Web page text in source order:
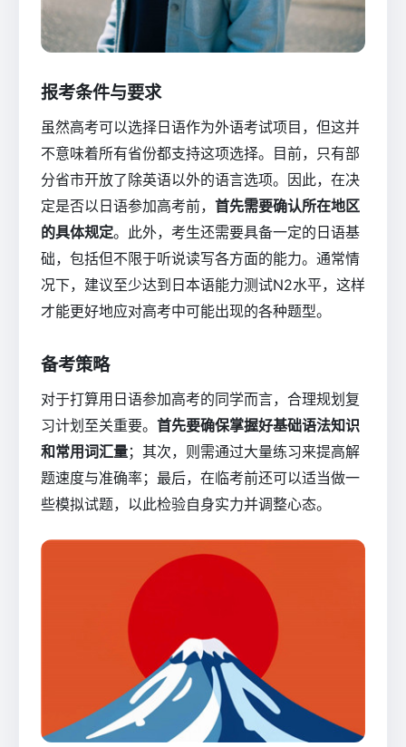
报考条件与要求
虽然高考可以选择日语作为外语考试项目，但这并
不意味着所有省份都支持这项选择。目前，只有部
分省市开放了除英语以外的语言选项。因此，在决
定是否以日语参加高考前， 首先需要确认所在地区
的具体规定。此外，考生还需要具备一定的日语基
础，包括但不限于听说读写各方面的能力。通常情
况下，建议至少达到日本语能力测试N2水平，这样
才能更好地应对高考中可能出现的各种题型。
备考策略
对于打算用日语参加高考的同学而言，合理规划复
习计划至关重要。 首先要确保掌握好基础语法知识
和常用词汇量；其次，则需通过大量练习来提高解
题速度与准确率；最后，在临考前还可以适当做一
些模拟试题，以此检验自身实力并调整心态。